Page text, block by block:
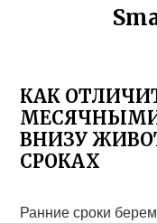
КАК
МЕСЯЧНЫМИ
ВНИЗУ
СРОКАХ
Ранние сроки